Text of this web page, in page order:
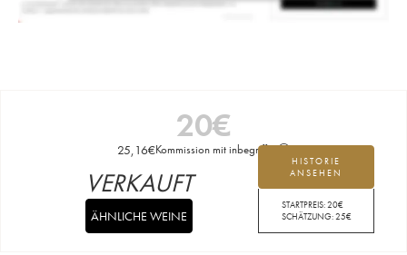
20€
25,16€Kommission mit inbegriffen
HISTORIE
ANSEHEN
STARTPREIS:20€
SCHÄTZUNG:25€
VERKAUFT
ÄHNLICHE WEINE